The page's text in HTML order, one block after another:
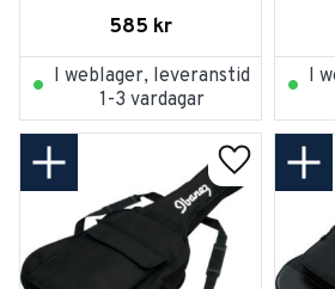
585 kr
I weblager, leveranstid
1-3 vardagar
I
Lägg till i